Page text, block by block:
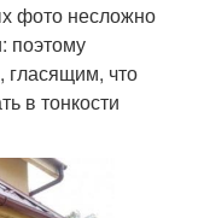
фото несложно
поэтому
гласящим, что
в тонкости